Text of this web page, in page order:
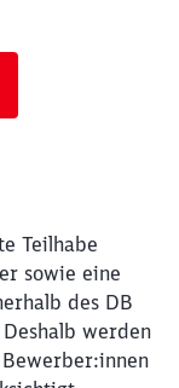
Teilhabe
sowie eine
des DB
werden